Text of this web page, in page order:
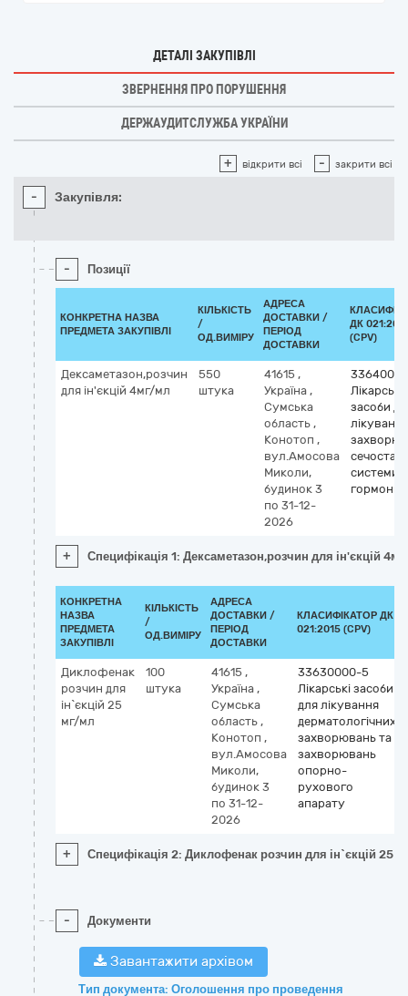
ДЕТАЛІ ЗАКУПІВЛІ
ЗВЕРНЕННЯ ПРО ПОРУШЕННЯ
ДЕРЖАУДИТСЛУЖБА УКРАЇНИ
+ відкрити всі - закрити всі
- Закупівля:
- Позиції
КОНКРЕТНА НАЗВА
ПРЕДМЕТА ЗАКУПІВЛІ
КІЛЬКІСТЬ
/
ОД.ВИМІРУ
АДРЕСА
ДОСТАВКИ /
ПЕРІОД
ДОСТАВКИ
ДК
(CPV)
Дексаметазон,розчин
для ін'єкцій 4мг/мл
550
штука
41615 ,
Україна ,
Сумська
область ,
Конотоп ,
вул.Амосова
Миколи,
будинок 3
по 31-12-
2026
Лікарські
засоби
лікування
системи
гормони
+ Специфікація 1: Дексаметазон,розчин для ін'єкцій
КОНКРЕТНА
НАЗВА
ПРЕДМЕТА
ЗАКУПІВЛІ
КІЛЬКІСТЬ
/
ОД.ВИМІРУ
АДРЕСА
ДОСТАВКИ /
ПЕРІОД
ДОСТАВКИ
КЛАСИФІКАТОР ДК
021:2015 (CPV)
Диклофенак
розчин для
ін`єкцій 25
мг/мл
100
штука
41615 ,
Україна ,
Сумська
область ,
Конотоп ,
вул.Амосова
Миколи,
будинок 3
по 31-12-
2026
33630000-5
Лікарські засоби
для лікування
дерматологічних
захворювань та
захворювань
опорно-
рухового
апарату
+ Специфікація 2: Диклофенак розчин для ін`єкцій 25
- Документи
Завантажити архівом
Тип документа: Оголошення про проведення